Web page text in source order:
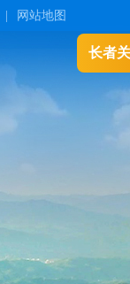
网站地图
长者